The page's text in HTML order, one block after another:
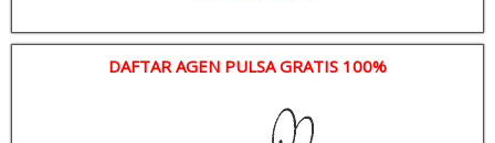
DAFTAR AGEN PULSA GRATIS 100%